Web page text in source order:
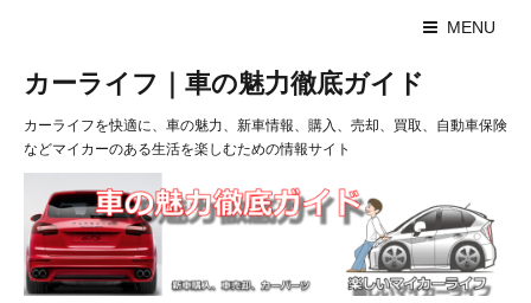
MENU
カーライフ｜車の魅力徹底ガイド
カーライフを快適に、車の魅力、新車情報、購入、売却、買取、自動車保険
などマイカーのある生活を楽しむための情報サイト